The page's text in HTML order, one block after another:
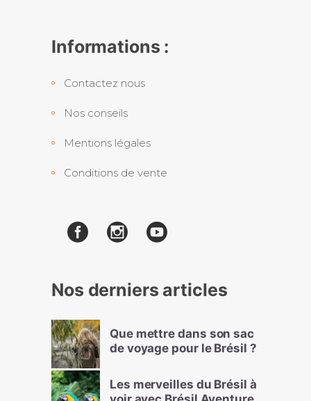
Informations :
Contactez nous
Nos conseils
Mentions légales
Conditions de vente
Nos derniers articles
Que mettre dans son sac
de voyage pour le Brésil ?
Les merveilles du Brésil à